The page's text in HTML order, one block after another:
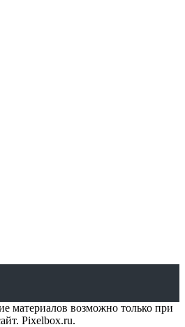
материалов возможно только при
Pixelbox.ru.